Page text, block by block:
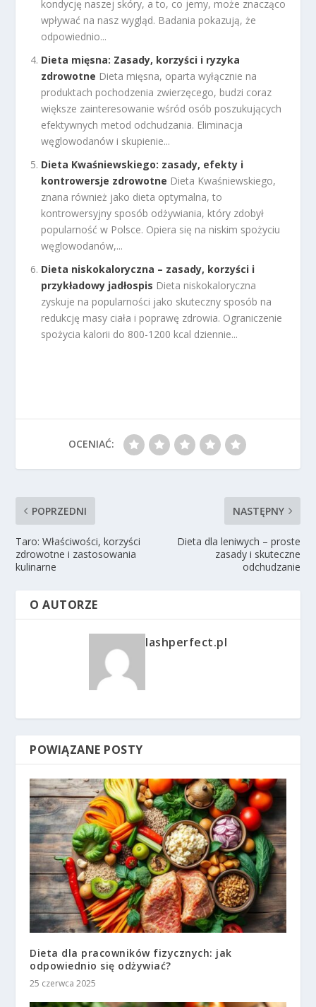
kondycję naszej skóry, a to, co jemy, może znacząco
wpływać na nasz wygląd. Badania pokazują, że
odpowiednio...
Dieta mięsna: Zasady, korzyści i ryzyka
zdrowotne Dieta mięsna, oparta wyłącznie na
produktach pochodzenia zwierzęcego, budzi coraz
większe zainteresowanie wśród osób poszukujących
efektywnych metod odchudzania. Eliminacja
węglowodanów i skupienie...
Dieta Kwaśniewskiego: zasady, efekty i
kontrowersje zdrowotne Dieta Kwaśniewskiego,
znana również jako dieta optymalna, to
kontrowersyjny sposób odżywiania, który zdobył
popularność w Polsce. Opiera się na niskim spożyciu
węglowodanów,...
Dieta niskokaloryczna – zasady, korzyści i
przykładowy jadłospis Dieta niskokaloryczna
zyskuje na popularności jako skuteczny sposób na
redukcję masy ciała i poprawę zdrowia. Ograniczenie
spożycia kalorii do 800-1200 kcal dziennie...
OCENIAĆ:
POPRZEDNI
Taro: Właściwości, korzyści
zdrowotne i zastosowania
kulinarne
NASTĘPNY
Dieta dla leniwych – proste
zasady i skuteczne
odchudzanie
O AUTORZE
lashperfect.pl
POWIĄZANE POSTY
Dieta dla pracowników fizycznych: jak
odpowiednio się odżywiać?
25 czerwca 2025